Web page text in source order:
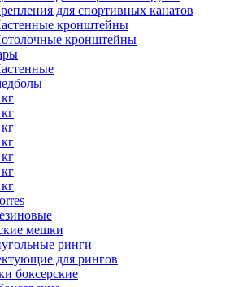
для спортивных канатов
кронштейны
кронштейны
мешки
ринги
для рингов
боксерские